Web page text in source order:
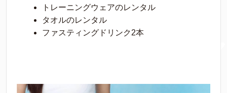
トレーニングウェアのレンタル
タオルのレンタル
ファスティングドリンク2本